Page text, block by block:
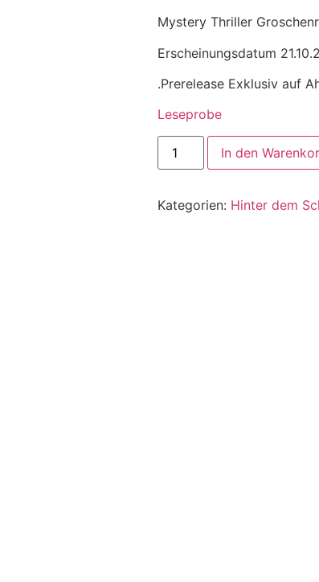
Mystery Thriller
Erscheinungsdatum
.Prerelease Exklusiv auf
Leseprobe
In den
Kategorien: Hinter dem